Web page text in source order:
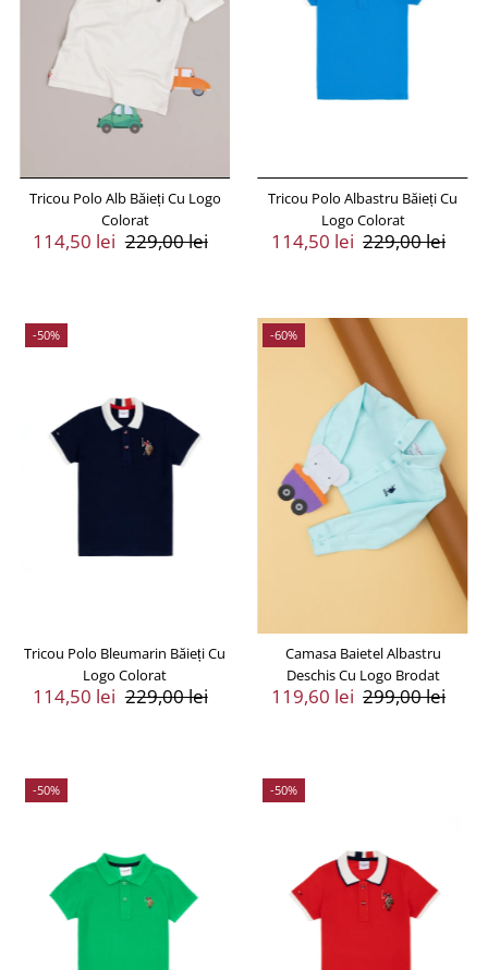
Preț, de la mic la mare
Tricou Polo Alb Băieți Cu Logo
Colorat
Preț
114,50 lei Preț
229,00 lei
Tricou Polo Albastru Băieți Cu
Logo Colorat
Preț
114,50 lei Preț
229,00 lei
-50%
Tricou Polo Bleumarin Băieți Cu
Logo Colorat
Preț
114,50 lei Preț
229,00 lei
-60%
Camasa Baietel Albastru
Deschis Cu Logo Brodat
Preț
119,60 lei Preț
299,00 lei
-50% -50%